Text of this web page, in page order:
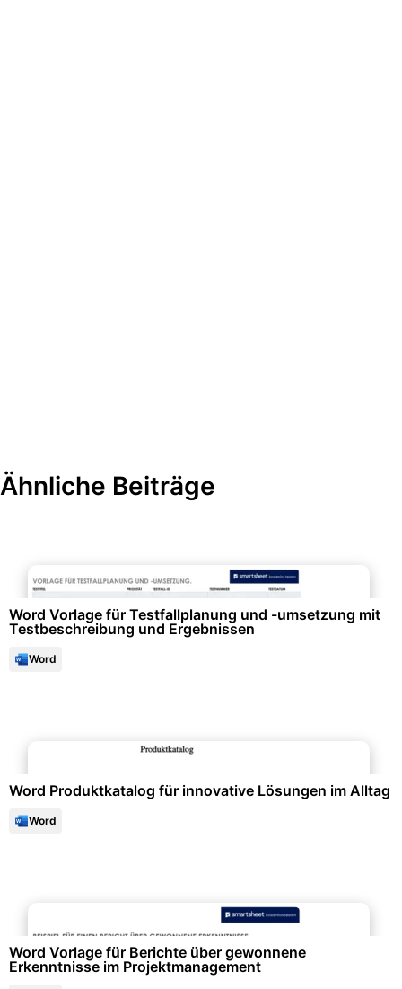
Ähnliche Beiträge
Word Vorlage für Testfallplanung und -umsetzung mit
Testbeschreibung und Ergebnissen
Word
Word Produktkatalog für innovative Lösungen im Alltag
Word
Word Vorlage für Berichte über gewonnene
Erkenntnisse im Projektmanagement